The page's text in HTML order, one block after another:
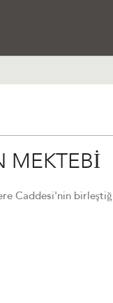
MEKTEBİ
Caddesi'nin